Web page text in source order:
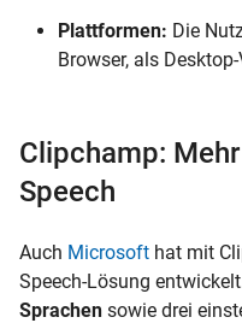
Plattformen: Die
Browser, als
Clipchamp:
Speech
Auch Microsoft hat mit
Speech-Lösung
Sprachen sowie drei